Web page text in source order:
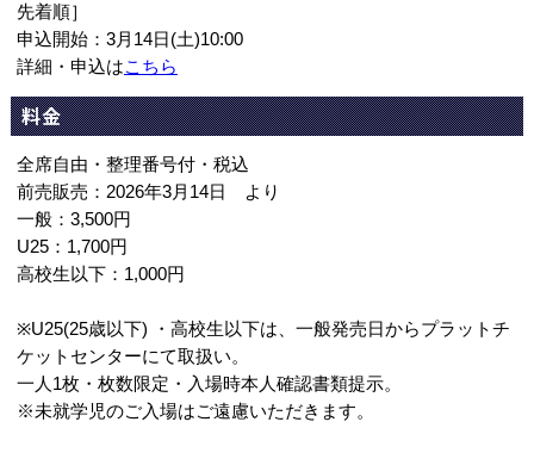
先着順］
申込開始：3月14日(土)10:00
詳細・申込はこちら
料金
全席自由・整理番号付・税込
前売販売：2026年3月14日 より
一般：3,500円
U25：1,700円
高校生以下：1,000円
※U25(25歳以下) ・高校生以下は、一般発売日からプラットチ
ケットセンターにて取扱い。
一人1枚・枚数限定・入場時本人確認書類提示。
※未就学児のご入場はご遠慮いただきます。